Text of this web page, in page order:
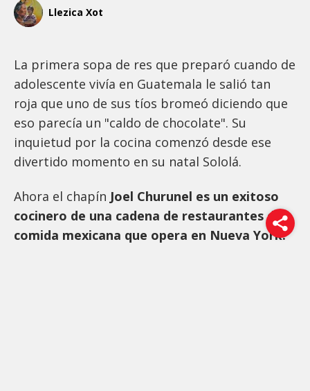
Llezica Xot
La primera sopa de res que preparó cuando de
adolescente vivía en Guatemala le salió tan
roja que uno de sus tíos bromeó diciendo que
eso parecía un "caldo de chocolate". Su
inquietud por la cocina comenzó desde ese
divertido momento en su natal Sololá.
Ahora el chapín Joel Churunel es un exitoso
cocinero de una cadena de restaurantes de
comida mexicana que opera en Nueva York.